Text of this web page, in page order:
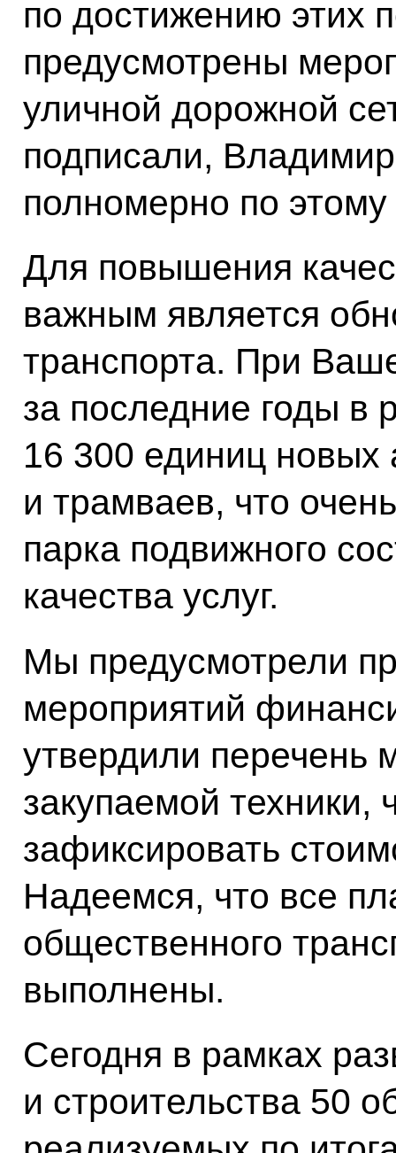
по достижению этих
предусмотрены
уличной дорожной
подписали,
полномерно по
Для повышения
важным является
транспорта. При
за последние годы в
16 300 единиц новых
и трамваев, что
парка подвижного
качества услуг.
Мы предусмотрели
мероприятий
утвердили перечень
закупаемой техники,
зафиксировать
Надеемся, что все
общественного
выполнены.
Сегодня в рамках
и строительства 50